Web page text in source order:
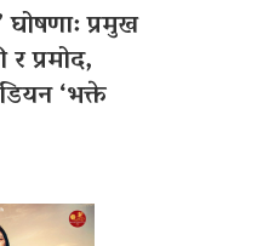
घोषणा: प्रमुख
प्रमोद,
‘भक्ते